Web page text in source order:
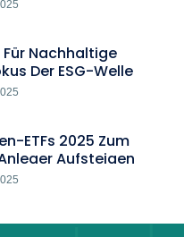
Für Nachhaltige
Der ESG-Welle
ETFs 2025 Zum
Aufsteigen